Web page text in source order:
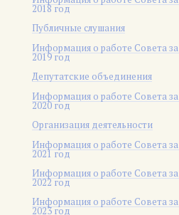
2018 год
Публичные слушания
Информация о работе Совета за
2019 год
Депутатские объединения
Информация о работе Совета за
2020 год
Организация деятельности
Информация о работе Совета за
2021 год
Информация о работе Совета за
2022 год
Информация о работе Совета за
2023 год